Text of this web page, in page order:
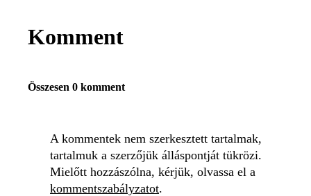
Komment
Összesen 0 komment
A kommentek nem szerkesztett tartalmak,
tartalmuk a szerzőjük álláspontját tükrözi.
Mielőtt hozzászólna, kérjük, olvassa el a
kommentszabályzatot.